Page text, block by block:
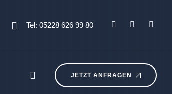
Tel: 05228 626 99 80
JETZT ANFRAGEN